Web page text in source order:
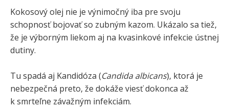
Kokosový olej nie je výnimočný iba pre svoju
schopnosť bojovať so zubným kazom. Ukázalo sa tiež,
že je výborným liekom aj na kvasinkové infekcie ústnej
dutiny.
Tu spadá aj Kandidóza (Candida albicans), ktorá je
nebezpečná preto, že dokáže viesť dokonca až
k smrteľne závažným infekciám.